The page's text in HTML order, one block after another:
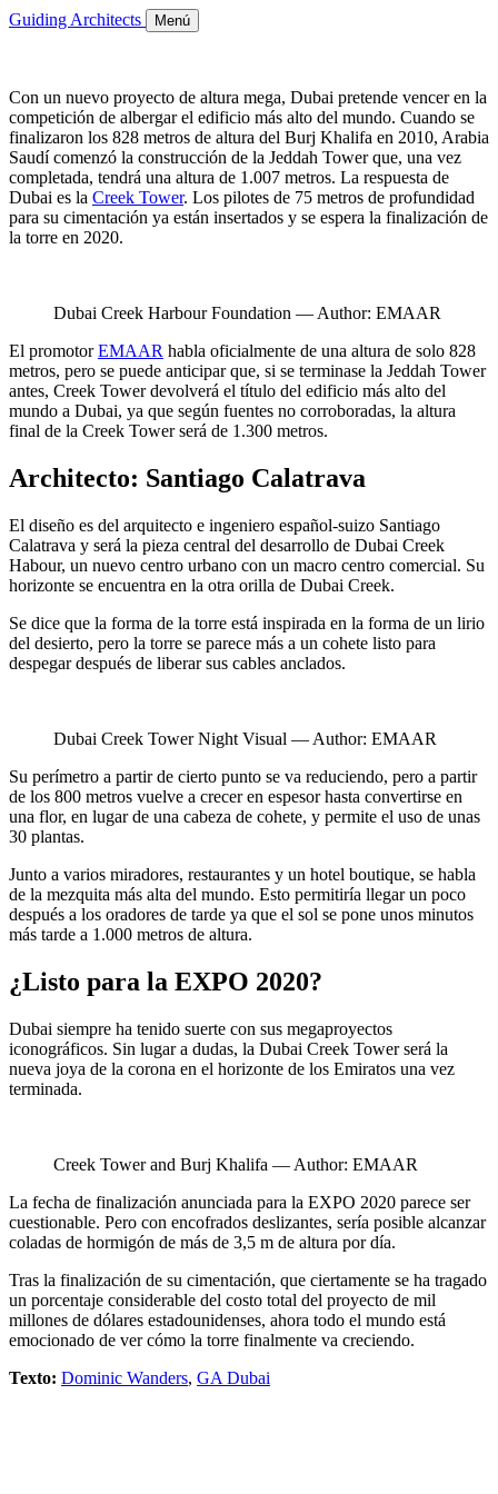
Guiding Architects Menú
Con un nuevo proyecto de altura mega, Dubai pretende vencer en la
competición de albergar el edificio más alto del mundo. Cuando se
finalizaron los 828 metros de altura del Burj Khalifa en 2010, Arabia
Saudí comenzó la construcción de la Jeddah Tower que, una vez
completada, tendrá una altura de 1.007 metros. La respuesta de
Dubai es la Creek Tower. Los pilotes de 75 metros de profundidad
para su cimentación ya están insertados y se espera la finalización de
la torre en 2020.
Dubai Creek Harbour Foundation — Author: EMAAR
El promotorEMAAR habla oficialmente de una altura de solo 828
metros, pero se puede anticipar que, si se terminase la Jeddah Tower
antes, Creek Tower devolverá el título del edificio más alto del
mundo a Dubai, ya que según fuentes no corroboradas, la altura
final de la Creek Tower será de 1.300 metros.
Architecto: Santiago Calatrava
El diseño es del arquitecto e ingeniero español-suizo Santiago
Calatrava y será la pieza central del desarrollo de Dubai Creek
Habour, un nuevo centro urbano con un macro centro comercial. Su
horizonte se encuentra en la otra orilla de Dubai Creek.
Se dice que la forma de la torre está inspirada en la forma de un lirio
del desierto, pero la torre se parece más a un cohete listo para
despegar después de liberar sus cables anclados.
Dubai Creek Tower Night Visual — Author: EMAAR
Su perímetro a partir de cierto punto se va reduciendo, pero a partir
de los 800 metros vuelve a crecer en espesor hasta convertirse en
una flor, en lugar de una cabeza de cohete, y permite el uso de unas
30 plantas.
Junto a varios miradores, restaurantes y un hotel boutique, se habla
de la mezquita más alta del mundo. Esto permitiría llegar un poco
después a los oradores de tarde ya que el sol se pone unos minutos
más tarde a 1.000 metros de altura.
¿Listo para la EXPO 2020?
Dubai siempre ha tenido suerte con sus megaproyectos
iconográficos. Sin lugar a dudas, la Dubai Creek Tower será la
nueva joya de la corona en el horizonte de los Emiratos una vez
terminada.
Creek Tower and Burj Khalifa — Author: EMAAR
La fecha de finalización anunciada para la EXPO 2020 parece ser
cuestionable. Pero con encofrados deslizantes, sería posible alcanzar
coladas de hormigón de más de 3,5 m de altura por día.
Tras la finalización de su cimentación, que ciertamente se ha tragado
un porcentaje considerable del costo total del proyecto de mil
millones de dólares estadounidenses, ahora todo el mundo está
emocionado de ver cómo la torre finalmente va creciendo.
Texto: Dominic Wanders, GA Dubai